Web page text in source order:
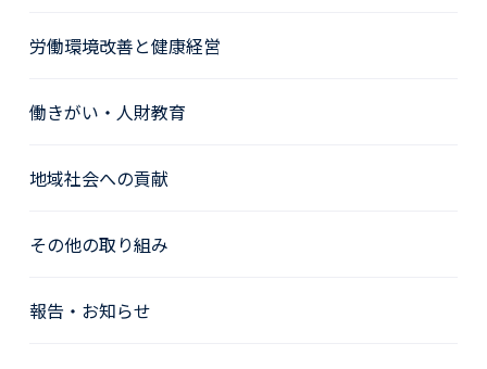
労働環境改善と健康経営
働きがい・人財教育
地域社会への貢献
その他の取り組み
報告・お知らせ